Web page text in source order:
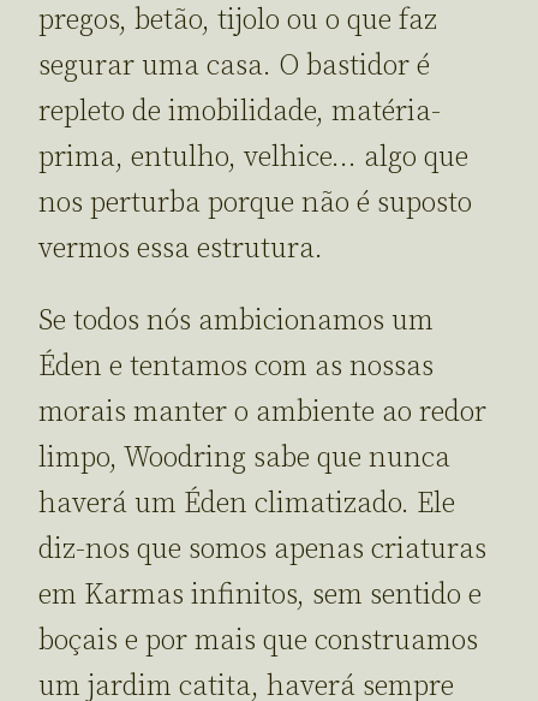
pregos, betão, tijolo ou o que faz
segurar uma casa. O bastidor é
repleto de imobilidade, matéria-
prima, entulho, velhice… algo que
nos perturba porque não é suposto
vermos essa estrutura.
Se todos nós ambicionamos um
Éden e tentamos com as nossas
morais manter o ambiente ao redor
limpo, Woodring sabe que nunca
haverá um Éden climatizado. Ele
diz-nos que somos apenas criaturas
em Karmas infinitos, sem sentido e
boçais e por mais que construamos
um jardim catita, haverá sempre